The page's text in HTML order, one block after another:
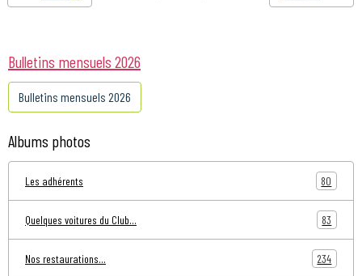
Bulletins mensuels 2026
Bulletins mensuels 2026
Albums photos
Les adhérents 80
Quelques voitures du Club... 83
Nos restaurations... 234